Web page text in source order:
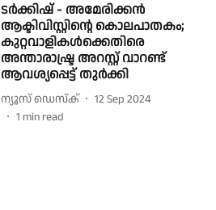
ടർക്കിഷ് - അമേരിക്കൻ
ആക്ടിവിസ്റ്റിൻ്റെ കൊലപാതകം;
കുറ്റവാളികൾക്കെതിരെ
അന്താരാഷ്ട്ര അറസ്റ്റ് വാറണ്ട്
ആവശ്യപ്പെട്ട് തുർക്കി
ന്യൂസ് ഡെസ്ക്
12 Sep 2024
1 min read